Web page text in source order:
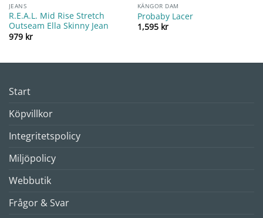
JEANS
R.E.A.L. Mid Rise Stretch
Outseam Ella Skinny Jean
979 kr
KÄNGOR DAM
Probaby Lacer
1,595 kr
Start
Köpvillkor
Integritetspolicy
Miljöpolicy
Webbutik
Frågor & Svar